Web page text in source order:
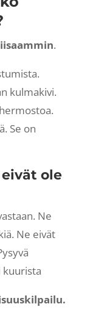
.
kulmakivi.
Se on
ole
Ne
Ne eivät
kuurista